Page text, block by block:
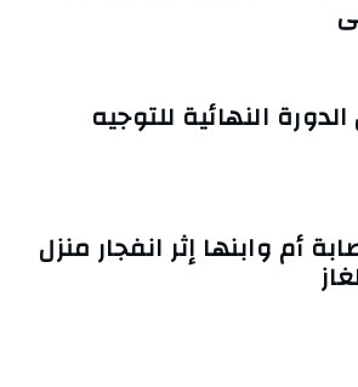
النهائية للتوجيه
أم وابنها إثر انفجار منزل